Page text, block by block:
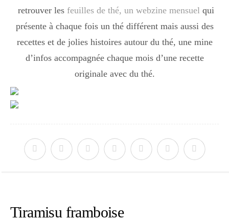
retrouver les feuilles de thé, un webzine mensuelqui
présente à chaque fois un thé différent mais aussi des
recettes et de jolies histoires autour du thé, une mine
d’infos accompagnée chaque mois d’une recette
originale avec du thé.
Tiramisu framboise